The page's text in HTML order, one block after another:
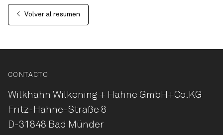
Volver al resumen
CONTACTO
Wilkhahn Wilkening + Hahne GmbH+Co.KG
Fritz-Hahne-Straße 8
D-31848 Bad Münder